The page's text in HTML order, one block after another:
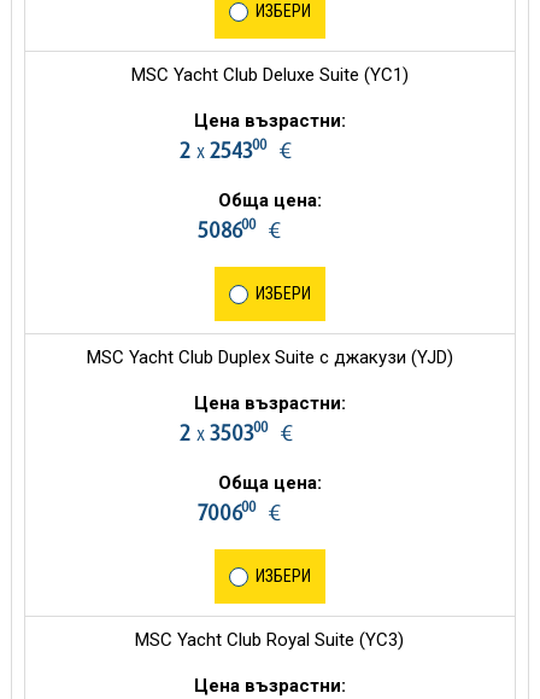
ИЗБЕРИ
MSC Yacht Club Deluxe Suite (YC1)
Цена възрастни:
2 х 254300€
Обща цена:
508600€
ИЗБЕРИ
MSC Yacht Club Duplex Suite с джакузи (YJD)
Цена възрастни:
2 х 350300€
Обща цена:
700600€
ИЗБЕРИ
MSC Yacht Club Royal Suite (YC3)
Цена възрастни: